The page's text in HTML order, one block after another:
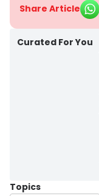
Share Article
Curated For You
Topics